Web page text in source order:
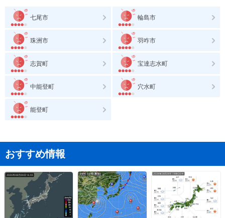
七尾市 輪島市
珠洲市 羽咋市
志賀町 宝達志水町
中能登町 穴水町
能登町
おすすめ情報